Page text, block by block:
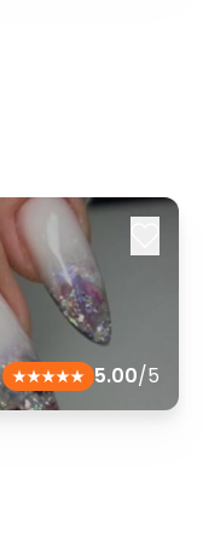
5.00/5